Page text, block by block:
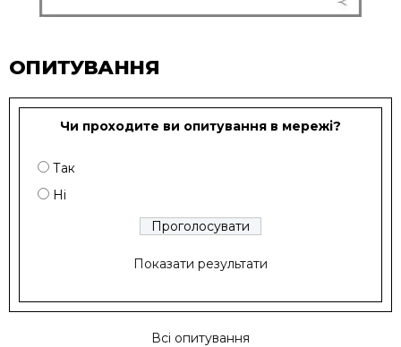
ОПИТУВАННЯ
Чи проходите ви опитування в мережі?
Так
Ні
Показати результати
Всі опитування